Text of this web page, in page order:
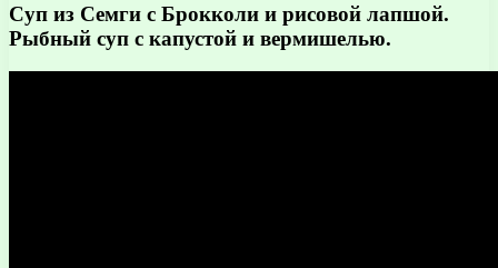
Суп из Семги с Брокколи и рисовой лапшой.
Рыбный суп с капустой и вермишелью.